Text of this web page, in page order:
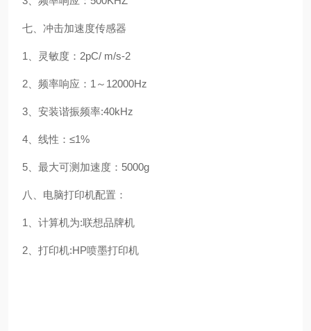
七、冲击加速度传感器
1、灵敏度：2pC/ m/s-2
2、频率响应：1～12000Hz
3、安装谐振频率:40kHz
4、线性：≤1%
5、最大可测加速度：5000g
八、电脑打印机配置：
1、计算机为:联想品牌机
2、打印机:HP喷墨打印机